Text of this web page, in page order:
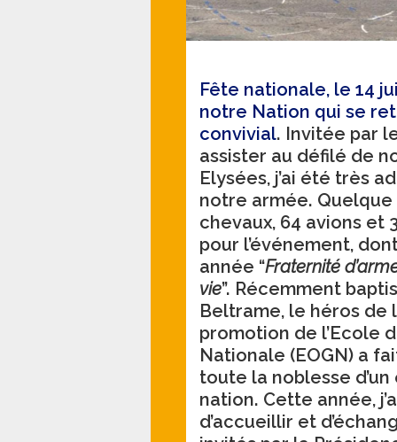
Fête nationale, le 14
notre Nation qui se
convivial. Invitée par
assister au défilé de
Elysées, j’ai été très
notre armée. Quelque
chevaux, 64 avions
pour l’événement,
année “Fraternité
vie”. Récemment
Beltrame, le héros de
promotion de l’Ecole
Nationale (EOGN) a
toute la noblesse
nation. Cette année,
d’accueillir et